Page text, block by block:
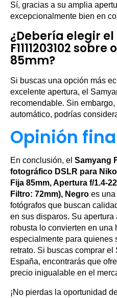
Sí, gracias a su amplia
excepcionalmente bien en
¿Debería elegir
F1111203102
85mm?
Si buscas una opción más
excelente apertura, el
recomendable. Sin
automático, podrías
Opinión
En conclusión, el Samyang
fotográfico DSLR para
Fija 85mm, Apertura f/1.4-
Filtro: 72mm), Negro es
fotógrafos que buscan
en sus disparos. Su
robusta lo convierten en una
especialmente para quienes
retrato. Si buscas comprar
España, encontrarás que
precio inigualable en el
¡No pierdas la oportunidad